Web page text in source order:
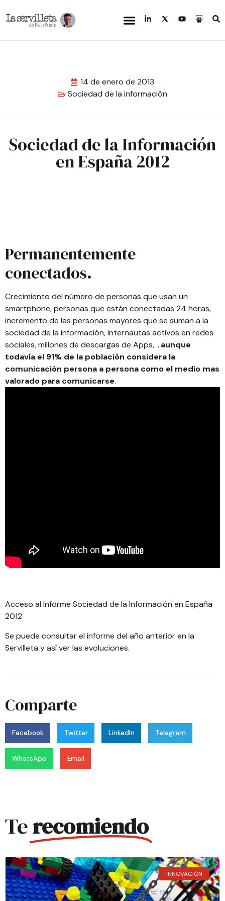
14 de enero de 2013
Sociedad de la información
Sociedad de la Información
en España 2012
Permanentemente
conectados.
Crecimiento del número de personas que usan un
smartphone, personas que están conectadas 24 horas,
incremento de las personas mayores que se suman a la
sociedad de la información, internautas activos en redes
sociales, millones de descargas de Apps, …aunque
todavía el 91% de la población considera la
comunicación persona a persona como el medio mas
valorado para comunicarse.
Acceso al Informe Sociedad de la Información en España
2012
Se puede consultar el informe del año anterior en la
Servilleta y así ver las evoluciones.
Comparte
Facebook Twitter LinkedIn Telegram
WhatsApp Email
Terecomiendo
INNOVACIÓN